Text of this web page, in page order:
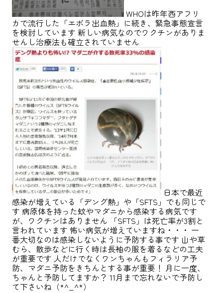
WHOは昨年西アフリ
カで流行した「エボラ出血熱」に続き、緊急事態宣言
を検討しています 新しい病気なのでワクチンがありま
せんし治療法も確立されていません
日本で最近
感染が増えている「デング熱」や「SFTS」でも同じで
す 病原体を持った蚊やマダニから感染する病気です
が、ワクチンはありません 「SFTS」は死亡率が3割と
言われています 怖い病気が増えていますね・・・ 一
番大切なのは感染しないように予防する事です 山や草
むら、散歩などに行く時は長袖の服を着るなどの工夫
が重要です 人だけでなくワンちゃんもフィラリア予
防、マダニ予防をきちんとする事が重要！ 月に一度、
ちゃんと予防してますか？ 11月まで忘れないで予防し
て下さいね（*^_^*）